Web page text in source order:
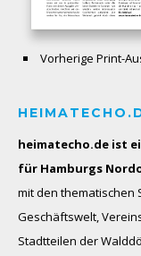
Vorherige Print-
heimatecho.de ist
für Hamburgs
mit den thematischen
Geschäftswelt,
Stadtteilen der